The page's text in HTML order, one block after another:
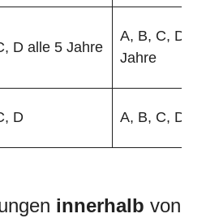
D alle 5 Jahre
A, B, C, D
Jahre
D A, B, C, D
innerhalb von